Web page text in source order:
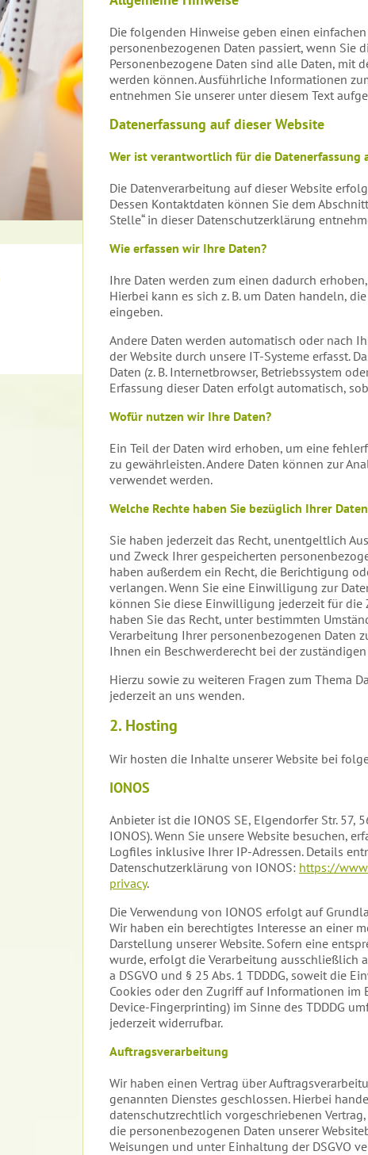
Die folgenden Hinweise geben einen
personenbezogenen Daten passiert, wenn Sie
Personenbezogene Daten sind alle Daten, mit
werden können. Ausführliche Informationen
entnehmen Sie unserer unter diesem Text
Datenerfassung auf dieser Website
Wer ist verantwortlich für die Datenerfassung
Die Datenverarbeitung auf dieser Website
Dessen Kontaktdaten können Sie dem
Stelle“ in dieser Datenschutzerklärung
Wie erfassen wir Ihre Daten?
Ihre Daten werden zum einen dadurch
Hierbei kann es sich z. B. um Daten handeln,
eingeben.
Andere Daten werden automatisch oder nach
der Website durch unsere IT-Systeme erfasst.
Daten (z. B. Internetbrowser, Betriebssystem
Erfassung dieser Daten erfolgt automatisch,
Wofür nutzen wir Ihre Daten?
Ein Teil der Daten wird erhoben, um eine
zu gewährleisten. Andere Daten können zur
verwendet werden.
Welche Rechte haben Sie bezüglich Ihrer
Sie haben jederzeit das Recht, unentgeltlich
und Zweck Ihrer gespeicherten
haben außerdem ein Recht, die Berichtigung
verlangen. Wenn Sie eine Einwilligung zur
können Sie diese Einwilligung jederzeit für die
haben Sie das Recht, unter bestimmten
Verarbeitung Ihrer personenbezogenen Daten
Ihnen ein Beschwerderecht bei der
Hierzu sowie zu weiteren Fragen zum Thema
jederzeit an uns wenden.
2. Hosting
Wir hosten die Inhalte unserer Website bei
IONOS
Anbieter ist die IONOS SE, Elgendorfer Str. 57,
IONOS). Wenn Sie unsere Website besuchen,
Logfiles inklusive Ihrer IP-Adressen. Details
Datenschutzerklärung von IONOS: https://
privacy.
Die Verwendung von IONOS erfolgt auf
Wir haben ein berechtigtes Interesse an einer
Darstellung unserer Website. Sofern eine
wurde, erfolgt die Verarbeitung ausschließlich
a DSGVO und § 25 Abs. 1 TDDDG, soweit die
Cookies oder den Zugriff auf Informationen im
Device-Fingerprinting) im Sinne des TDDDG
jederzeit widerrufbar.
Auftragsverarbeitung
Wir haben einen Vertrag über
genannten Dienstes geschlossen. Hierbei
datenschutzrechtlich vorgeschriebenen
die personenbezogenen Daten unserer
Weisungen und unter Einhaltung der DSGVO